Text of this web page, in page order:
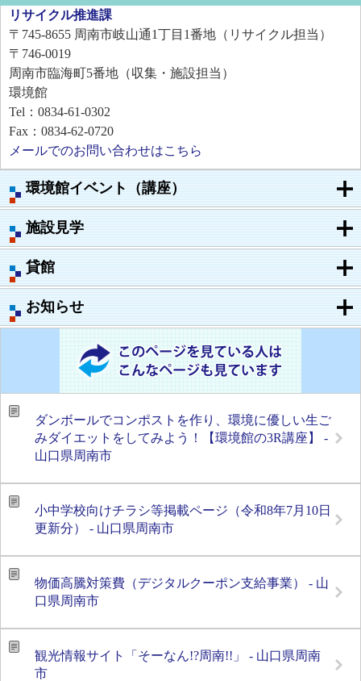
環境館イベント（講座）
施設見学
貸館
お知らせ
ダンボールでコンポストを作り、環境に優しい生ご
みダイエットをしてみよう！【環境館の3R講座】 -
山口県周南市
小中学校向けチラシ等掲載ページ（令和8年7月10日
更新分） - 山口県周南市
物価高騰対策費（デジタルクーポン支給事業） - 山
口県周南市
観光情報サイト「そーなん!?周南!!」 - 山口県周南
市
リサイクル推進課
〒745-8655 周南市岐山通1丁目1番地（リサイクル担当）
〒746-0019
周南市臨海町5番地（収集・施設担当）
環境館
Tel：0834-61-0302
Fax：0834-62-0720
メールでのお問い合わせはこちら